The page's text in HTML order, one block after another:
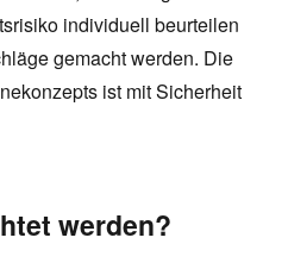
individuell beurteilen
gemacht werden. Die
ist mit Sicherheit
werden?